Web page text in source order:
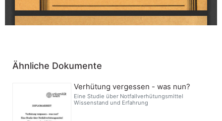
Ähnliche Dokumente
Verhütung vergessen - was nun?
Eine Studie über Notfallverhütungsmittel
Wissenstand und Erfahrung